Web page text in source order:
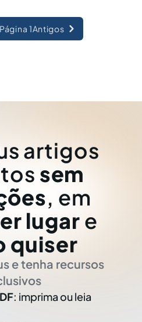
Página 1Antigos
artigos
sem
, em
lugar e
quiser
e tenha recursos
: imprima ou leia